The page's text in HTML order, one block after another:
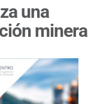
una
minera